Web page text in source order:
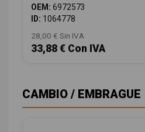
OEM: 6972573
ID: 1064778
28,00 € Sin IVA
33,88 € Con IVA
CAMBIO / EMBRAGUE